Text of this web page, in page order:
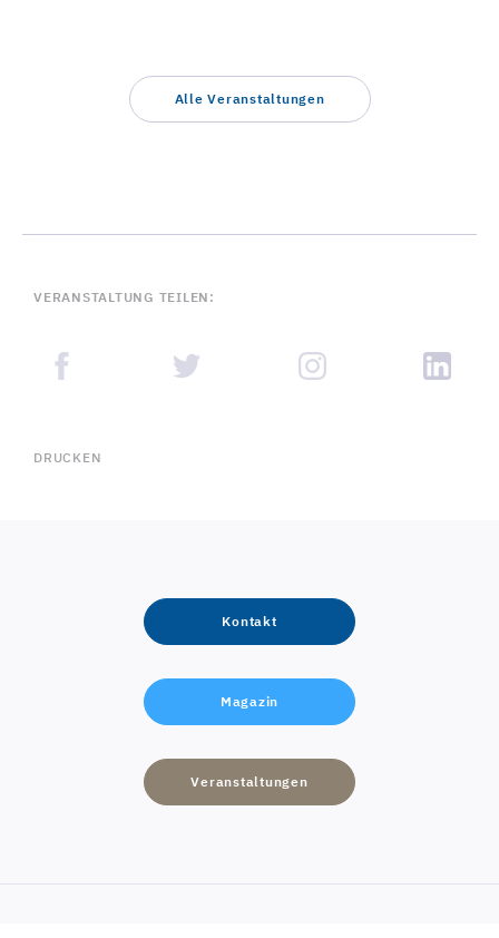
Alle Veranstaltungen
VERANSTALTUNG TEILEN:
DRUCKEN
Kontakt
Magazin
Veranstaltungen